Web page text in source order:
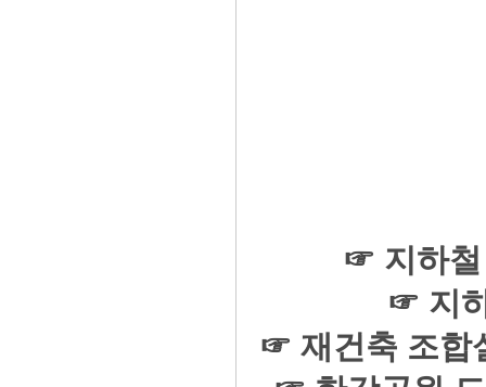
☞ 지하철
☞ 지
☞ 재건축 조합